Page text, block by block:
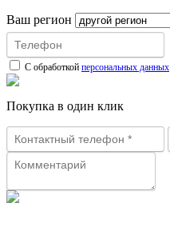
Ваш регион
С обработкой персональных данных
Покупка в один клик